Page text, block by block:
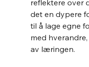
reflektere over
det en dypere
til å lage egne
med
av læringen.